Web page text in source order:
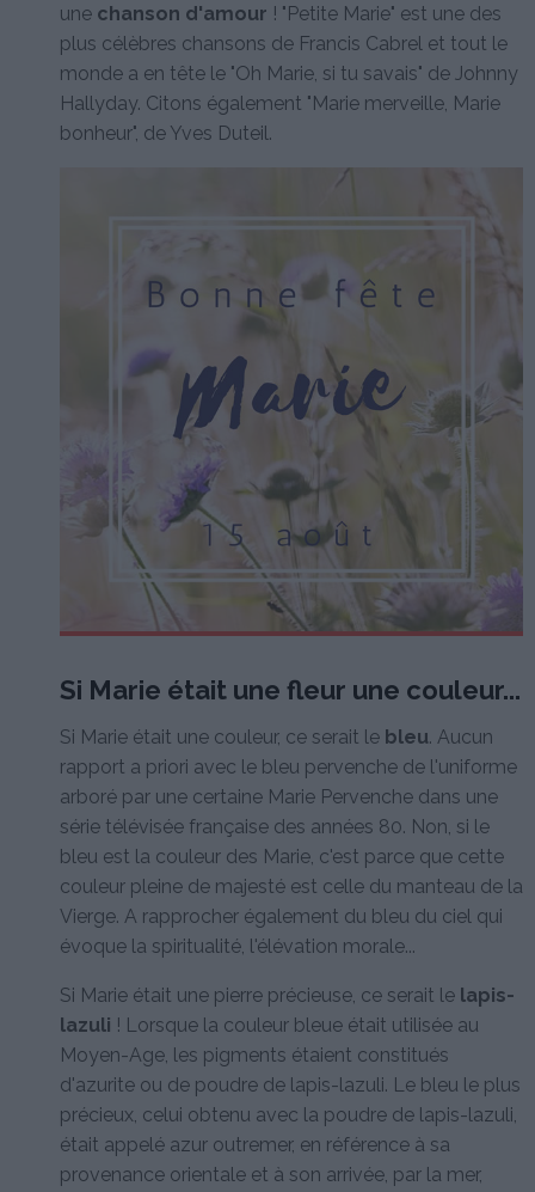
une chanson d'amour ! "Petite Marie" est une des
plus célèbres chansons de Francis Cabrel et tout le
monde a en tête le "Oh Marie, si tu savais" de Johnny
Hallyday. Citons également "Marie merveille, Marie
bonheur", de Yves Duteil.
Si Marie était une fleur une couleur...
Si Marie était une couleur, ce serait le bleu. Aucun
rapport a priori avec le bleu pervenche de l'uniforme
arboré par une certaine Marie Pervenche dans une
série télévisée française des années 80. Non, si le
bleu est la couleur des Marie, c'est parce que cette
couleur pleine de majesté est celle du manteau de la
Vierge. A rapprocher également du bleu du ciel qui
évoque la spiritualité, l'élévation morale...
Si Marie était une pierre précieuse, ce serait le lapis-
lazuli ! Lorsque la couleur bleue était utilisée au
Moyen-Age, les pigments étaient constitués
d'azurite ou de poudre de lapis-lazuli. Le bleu le plus
précieux, celui obtenu avec la poudre de lapis-lazuli,
était appelé azur outremer, en référence à sa
provenance orientale et à son arrivée, par la mer,